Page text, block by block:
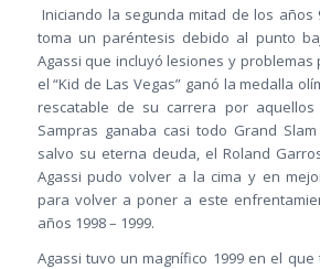
Iniciando la segunda mitad de los años
toma un paréntesis debido al punto
Agassi que incluyó lesiones y problemas
el “Kid de Las Vegas” ganó la medalla
rescatable de su carrera por
Sampras ganaba casi todo Grand
salvo su eterna deuda, el Roland
Agassi pudo volver a la cima y en
para volver a poner a este
años 1998 – 1999.
Agassi tuvo un magnífico 1999 en el